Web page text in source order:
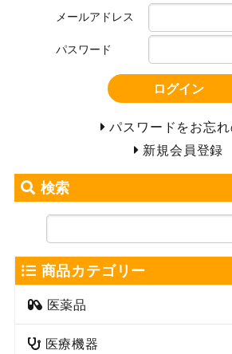
メールアドレス
パスワード
ログイン
パスワードをお忘
新規会員登録
検索
商品カテゴリー
医薬品
医療機器